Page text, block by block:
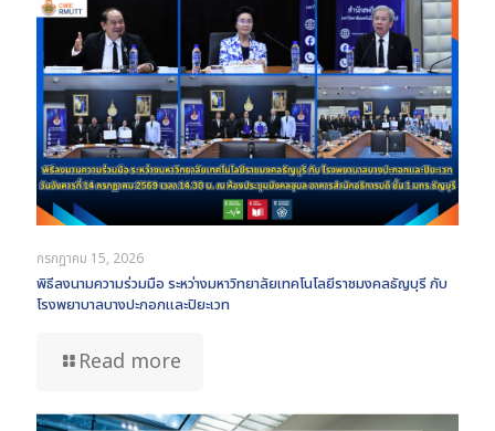
กรกฎาคม 15, 2026
พิธีลงนามความร่วมมือ ระหว่างมหาวิทยาลัยเทคโนโลยีราชมงคลธัญบุรี กับ
โรงพยาบาลบางปะกอกและปิยะเวท
Read more